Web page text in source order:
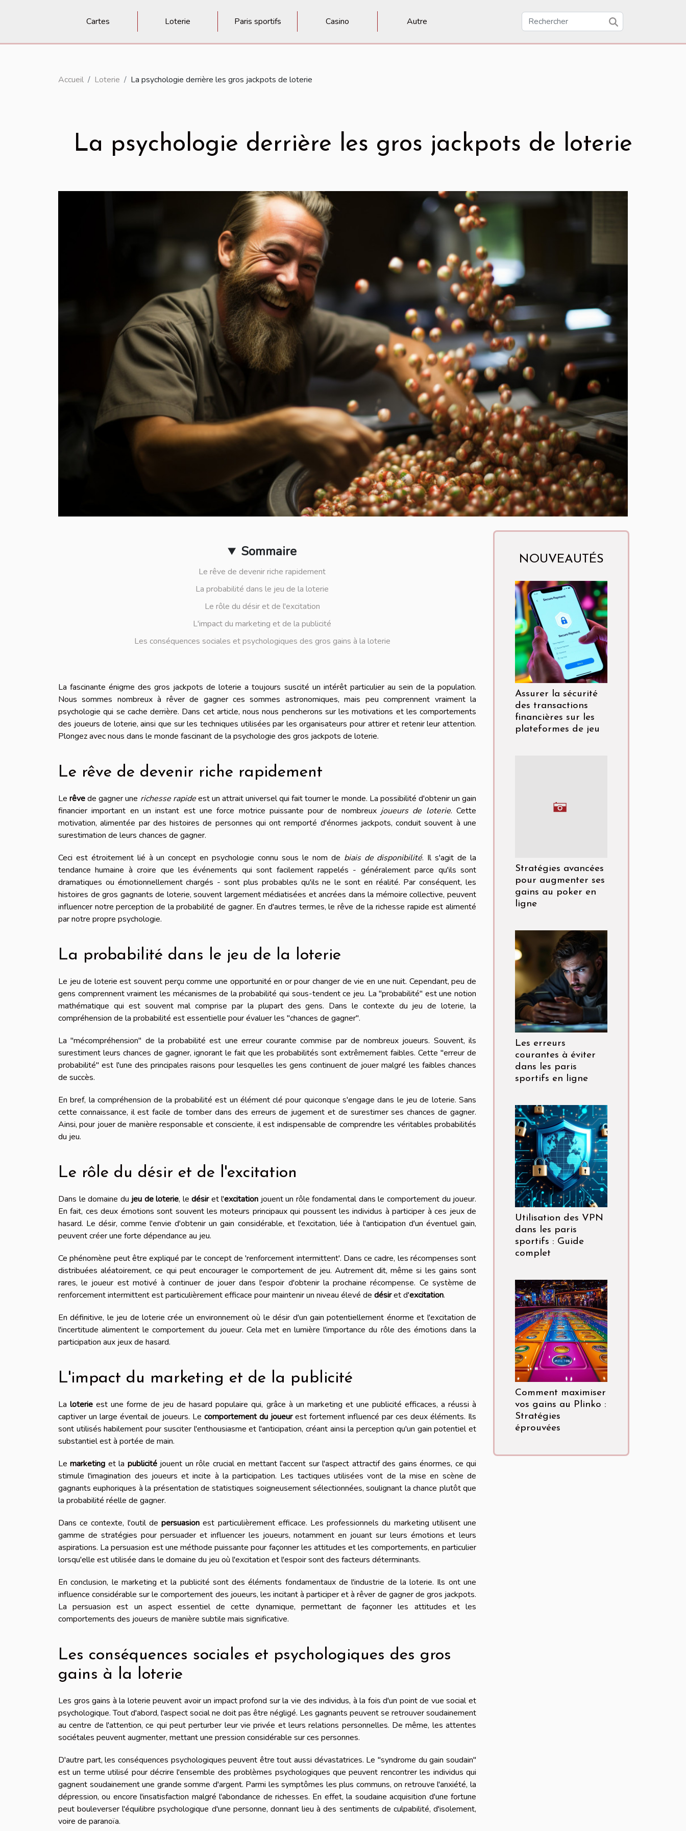
Cartes Loterie Paris sportifs Casino Autre
Accueil Loterie La psychologie derrière les gros jackpots de loterie
La psychologie derrière les gros jackpots de loterie
Sommaire
Le rêve de devenir riche rapidement
La probabilité dans le jeu de la loterie
Le rôle du désir et de l'excitation
L'impact du marketing et de la publicité
Les conséquences sociales et psychologiques des gros gains à la loterie
La fascinante énigme des gros jackpots de loterie a toujours suscité un intérêt particulier au sein de la population.
Nous sommes nombreux à rêver de gagner ces sommes astronomiques, mais peu comprennent vraiment la
psychologie qui se cache derrière. Dans cet article, nous nous pencherons sur les motivations et les comportements
des joueurs de loterie, ainsi que sur les techniques utilisées par les organisateurs pour attirer et retenir leur attention.
Plongez avec nous dans le monde fascinant de la psychologie des gros jackpots de loterie.
Le rêve de devenir riche rapidement
Lerêvede gagner une richesse rapideest un attrait universel qui fait tourner le monde. La possibilité d'obtenir un gain
financier important en un instant est une force motrice puissante pour de nombreux joueurs de loterie. Cette
motivation, alimentée par des histoires de personnes qui ont remporté d'énormes jackpots, conduit souvent à une
surestimation de leurs chances de gagner.
Ceci est étroitement lié à un concept en psychologie connu sous le nom de biais de disponibilité. Il s'agit de la
tendance humaine à croire que les événements qui sont facilement rappelés - généralement parce qu'ils sont
dramatiques ou émotionnellement chargés - sont plus probables qu'ils ne le sont en réalité. Par conséquent, les
histoires de gros gagnants de loterie, souvent largement médiatisées et ancrées dans la mémoire collective, peuvent
influencer notre perception de la probabilité de gagner. En d'autres termes, le rêve de la richesse rapide est alimenté
par notre propre psychologie.
La probabilité dans le jeu de la loterie
Le jeu de loterie est souvent perçu comme une opportunité en or pour changer de vie en une nuit. Cependant, peu de
gens comprennent vraiment les mécanismes de la probabilité qui sous-tendent ce jeu. La "probabilité" est une notion
mathématique qui est souvent mal comprise par la plupart des gens. Dans le contexte du jeu de loterie, la
compréhension de la probabilité est essentielle pour évaluer les "chances de gagner".
La "mécompréhension" de la probabilité est une erreur courante commise par de nombreux joueurs. Souvent, ils
surestiment leurs chances de gagner, ignorant le fait que les probabilités sont extrêmement faibles. Cette "erreur de
probabilité" est l'une des principales raisons pour lesquelles les gens continuent de jouer malgré les faibles chances
de succès.
En bref, la compréhension de la probabilité est un élément clé pour quiconque s'engage dans le jeu de loterie. Sans
cette connaissance, il est facile de tomber dans des erreurs de jugement et de surestimer ses chances de gagner.
Ainsi, pour jouer de manière responsable et consciente, il est indispensable de comprendre les véritables probabilités
du jeu.
Le rôle du désir et de l'excitation
Dans le domaine du jeu de loterie, ledésiret l'excitation jouent un rôle fondamental dans le comportement du joueur.
En fait, ces deux émotions sont souvent les moteurs principaux qui poussent les individus à participer à ces jeux de
hasard. Le désir, comme l'envie d'obtenir un gain considérable, et l'excitation, liée à l'anticipation d'un éventuel gain,
peuvent créer une forte dépendance au jeu.
Ce phénomène peut être expliqué par le concept de 'renforcement intermittent'. Dans ce cadre, les récompenses sont
distribuées aléatoirement, ce qui peut encourager le comportement de jeu. Autrement dit, même si les gains sont
rares, le joueur est motivé à continuer de jouer dans l'espoir d'obtenir la prochaine récompense. Ce système de
renforcement intermittent est particulièrement efficace pour maintenir un niveau élevé de désiret d'excitation.
En définitive, le jeu de loterie crée un environnement où le désir d'un gain potentiellement énorme et l'excitation de
l'incertitude alimentent le comportement du joueur. Cela met en lumière l'importance du rôle des émotions dans la
participation aux jeux de hasard.
L'impact du marketing et de la publicité
Laloterie est une forme de jeu de hasard populaire qui, grâce à un marketing et une publicité efficaces, a réussi à
captiver un large éventail de joueurs. Le comportement du joueurest fortement influencé par ces deux éléments. Ils
sont utilisés habilement pour susciter l'enthousiasme et l'anticipation, créant ainsi la perception qu'un gain potentiel et
substantiel est à portée de main.
Lemarketing et la publicitéjouent un rôle crucial en mettant l'accent sur l'aspect attractif des gains énormes, ce qui
stimule l'imagination des joueurs et incite à la participation. Les tactiques utilisées vont de la mise en scène de
gagnants euphoriques à la présentation de statistiques soigneusement sélectionnées, soulignant la chance plutôt que
la probabilité réelle de gagner.
Dans ce contexte, l'outil depersuasion est particulièrement efficace. Les professionnels du marketing utilisent une
gamme de stratégies pour persuader et influencer les joueurs, notamment en jouant sur leurs émotions et leurs
aspirations. La persuasion est une méthode puissante pour façonner les attitudes et les comportements, en particulier
lorsqu'elle est utilisée dans le domaine du jeu où l'excitation et l'espoir sont des facteurs déterminants.
En conclusion, le marketing et la publicité sont des éléments fondamentaux de l'industrie de la loterie. Ils ont une
influence considérable sur le comportement des joueurs, les incitant à participer et à rêver de gagner de gros jackpots.
La persuasion est un aspect essentiel de cette dynamique, permettant de façonner les attitudes et les
comportements des joueurs de manière subtile mais significative.
Les conséquences sociales et psychologiques des gros
gains à la loterie
Les gros gains à la loterie peuvent avoir un impact profond sur la vie des individus, à la fois d'un point de vue social et
psychologique. Tout d'abord, l'aspect social ne doit pas être négligé. Les gagnants peuvent se retrouver soudainement
au centre de l'attention, ce qui peut perturber leur vie privée et leurs relations personnelles. De même, les attentes
sociétales peuvent augmenter, mettant une pression considérable sur ces personnes.
D'autre part, les conséquences psychologiques peuvent être tout aussi dévastatrices. Le "syndrome du gain soudain"
est un terme utilisé pour décrire l'ensemble des problèmes psychologiques que peuvent rencontrer les individus qui
gagnent soudainement une grande somme d'argent. Parmi les symptômes les plus communs, on retrouve l'anxiété, la
dépression, ou encore l'insatisfaction malgré l'abondance de richesses. En effet, la soudaine acquisition d'une fortune
peut bouleverser l'équilibre psychologique d'une personne, donnant lieu à des sentiments de culpabilité, d'isolement,
voire de paranoïa.
NOUVEAUTÉS
Assurer la sécurité
des transactions
financières sur les
plateformes de jeu
Stratégies avancées
pour augmenter ses
gains au poker en
ligne
Les erreurs
courantes à éviter
dans les paris
sportifs en ligne
Utilisation des VPN
dans les paris
sportifs : Guide
complet
Comment maximiser
vos gains au Plinko :
Stratégies
éprouvées